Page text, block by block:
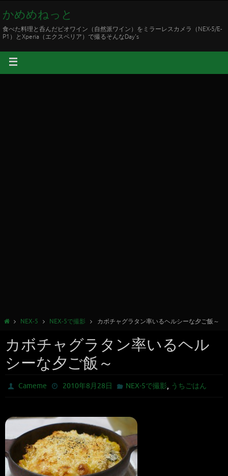
かめめねっと
食べた料理と呑んだビオワイン（自然派ワイン）をミラーレスカメラ（NEX-5/E-
P1）とXperia（エクスペリア）で撮るそんなDay's
NEX-5 NEX-5で撮影 カボチャグラタン率いるヘルシーな夕ご飯～
カボチャグラタン率いるヘル
シーな夕ご飯～
Cameme 2010年8月28日 NEX-5で撮影, うちごはん